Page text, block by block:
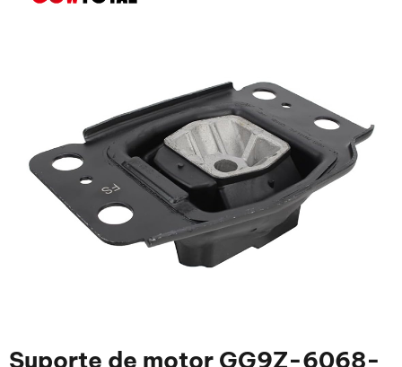
Suporte de motor GG9Z-6068-